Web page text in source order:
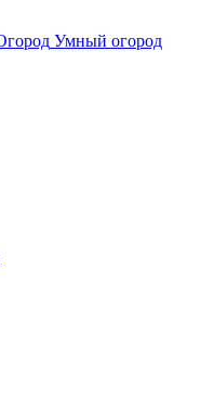
Умный огород